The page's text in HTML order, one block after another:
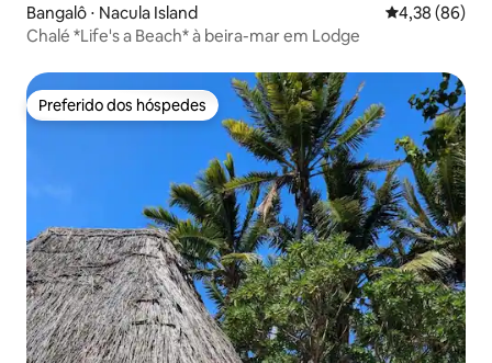
Bangalô ⋅ Nacula Island 4,38 de uma
4,38 (86)
Chalé *Life's a Beach* à beira-mar em Lodge
Preferido dos hóspedes
Preferido dos hóspedes